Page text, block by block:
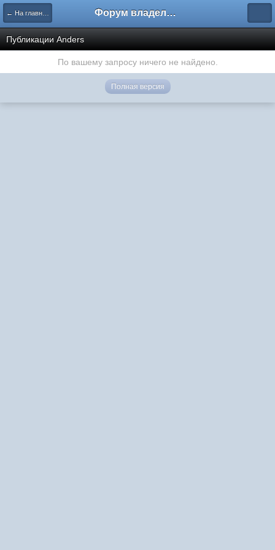
← На главную Форум владельцев интернет-магазинов
Публикации Anders
По вашему запросу ничего не найдено.
Полная версия